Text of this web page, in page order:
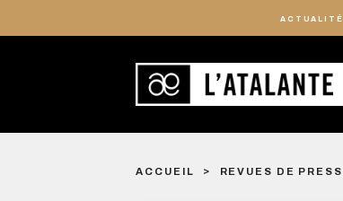
ACCUEIL REVUES DE